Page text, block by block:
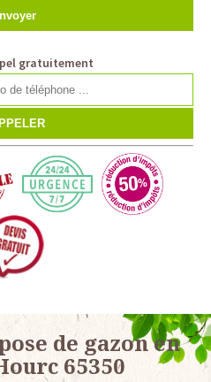
gratuitement
de gazon en
65350